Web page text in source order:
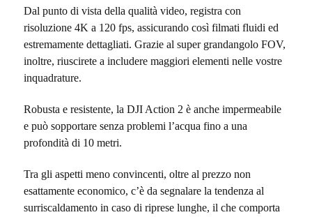
Dal punto di vista della qualità video, registra con
risoluzione 4K a 120 fps, assicurando così filmati fluidi ed
estremamente dettagliati. Grazie al super grandangolo FOV,
inoltre, riuscirete a includere maggiori elementi nelle vostre
inquadrature.
Robusta e resistente, la DJI Action 2 è anche impermeabile
e può sopportare senza problemi l’acqua fino a una
profondità di 10 metri.
Tra gli aspetti meno convincenti, oltre al prezzo non
esattamente economico, c’è da segnalare la tendenza al
surriscaldamento in caso di riprese lunghe, il che comporta